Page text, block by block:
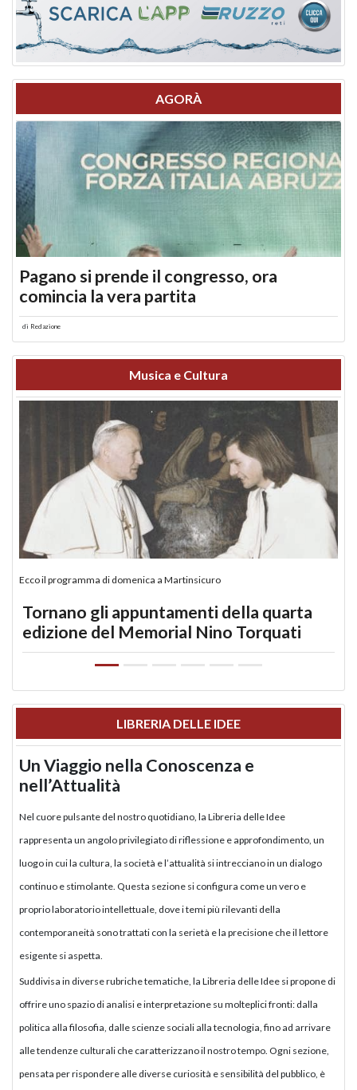
AGORÀ
Pagano si prende il congresso, ora
comincia la vera partita
di Redazione
Musica e Cultura
Ecco il programma di domenica a Martinsicuro
Tornano gli appuntamenti della quarta
edizione del Memorial Nino Torquati
LIBRERIA DELLE IDEE
Un Viaggio nella Conoscenza e
nell’Attualità
Nel cuore pulsante del nostro quotidiano, la Libreria delle Idee
rappresenta un angolo privilegiato di riflessione e approfondimento, un
luogo in cui la cultura, la società e l’attualità si intrecciano in un dialogo
continuo e stimolante. Questa sezione si configura come un vero e
proprio laboratorio intellettuale, dove i temi più rilevanti della
contemporaneità sono trattati con la serietà e la precisione che il lettore
esigente si aspetta.
Suddivisa in diverse rubriche tematiche, la Libreria delle Idee si propone di
offrire uno spazio di analisi e interpretazione su molteplici fronti: dalla
politica alla filosofia, dalle scienze sociali alla tecnologia, fino ad arrivare
alle tendenze culturali che caratterizzano il nostro tempo. Ogni sezione,
pensata per rispondere alle diverse curiosità e sensibilità del pubblico, è